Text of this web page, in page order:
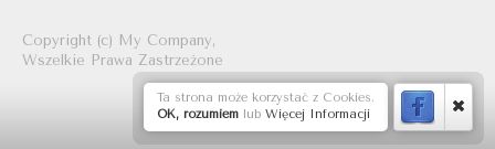
Copyright (c) My Company,
Wszelkie Prawa Zastrzeżone
Ta strona może korzystać z Cookies.
OK, rozumiem lub Więcej Informacji